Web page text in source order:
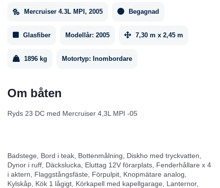
Mercruiser 4.3L MPI, 2005 Begagnad
Glasfiber Modellår: 2005 7,30 m x 2,45 m
1896 kg Motortyp: Inombordare
Om båten
Ryds 23 DC med Mercruiser 4,3L MPI -05
Badstege, Bord i teak, Bottenmålning, Diskho med tryckvatten,
Dynor i ruff, Däckslucka, Eluttag 12V förarplats, Fenderhållare x 4
i aktern, Flaggstångsfäste, Förpulpit, Knopmätare analog,
Kylskåp, Kök 1 lågigt, Körkapell med kapellgarage, Lanternor,